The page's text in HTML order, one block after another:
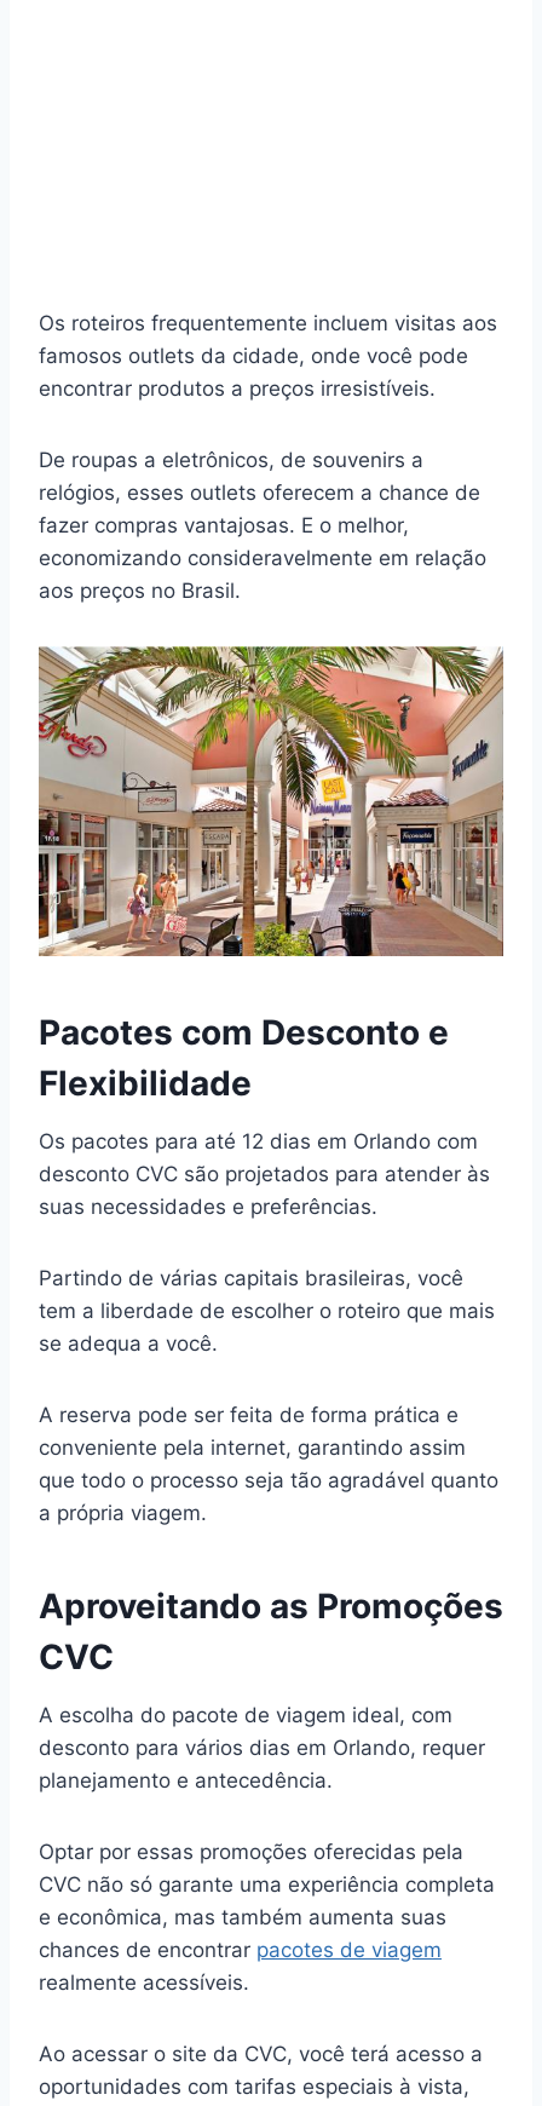
Os roteiros frequentemente incluem visitas aos
famosos outlets da cidade, onde você pode
encontrar produtos a preços irresistíveis.
De roupas a eletrônicos, de souvenirs a
relógios, esses outlets oferecem a chance de
fazer compras vantajosas. E o melhor,
economizando consideravelmente em relação
aos preços no Brasil.
Pacotes com Desconto e
Flexibilidade
Os pacotes para até 12 dias em Orlando com
desconto CVC são projetados para atender às
suas necessidades e preferências.
Partindo de várias capitais brasileiras, você
tem a liberdade de escolher o roteiro que mais
se adequa a você.
A reserva pode ser feita de forma prática e
conveniente pela internet, garantindo assim
que todo o processo seja tão agradável quanto
a própria viagem.
Aproveitando as Promoções
CVC
A escolha do pacote de viagem ideal, com
desconto para vários dias em Orlando, requer
planejamento e antecedência.
Optar por essas promoções oferecidas pela
CVC não só garante uma experiência completa
e econômica, mas também aumenta suas
chances de encontrar pacotes de viagem
realmente acessíveis.
Ao acessar o site da CVC, você terá acesso a
oportunidades com tarifas especiais à vista,